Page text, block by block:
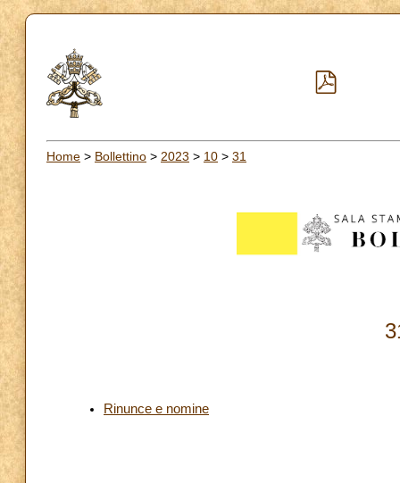
Home > Bollettino > 2023 > 10 > 31
Rinunce e nomine